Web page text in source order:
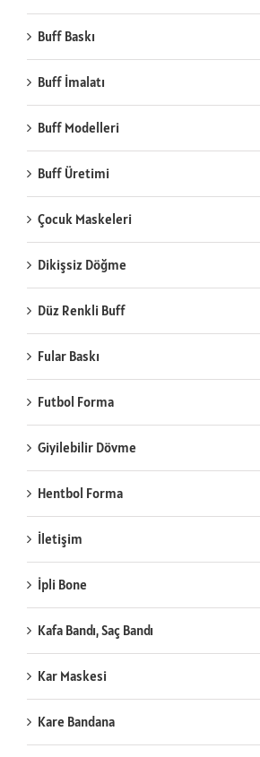
Buff Baskı
Buff İmalatı
Buff Modelleri
Buff Üretimi
Çocuk Maskeleri
Dikişsiz Döğme
Düz Renkli Buff
Fular Baskı
Futbol Forma
Giyilebilir Dövme
Hentbol Forma
İletişim
İpli Bone
Kafa Bandı, Saç Bandı
Kar Maskesi
Kare Bandana